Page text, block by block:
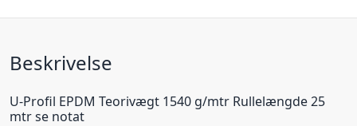
Beskrivelse
U-Profil EPDM Teorivægt 1540 g/mtr Rullelængde 25
mtr se notat